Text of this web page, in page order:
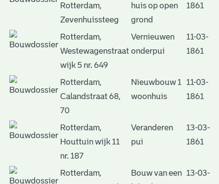
Rotterdam,
Zevenhuissteeg
huis op open
grond
1861
Rotterdam,
Westewagenstraat
wijk 5 nr. 649
Vernieuwen
onderpui
11-03-
1861
Rotterdam,
Calandstraat 68,
70
Nieuwbouw 1
woonhuis
11-03-
1861
Rotterdam,
Houttuin wijk 11
nr. 187
Veranderen
pui
13-03-
1861
Rotterdam,
Bouw van een 13-03-